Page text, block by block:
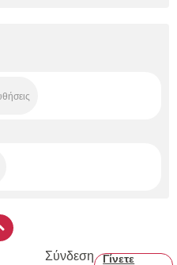
Σύνδεση Γίνετε